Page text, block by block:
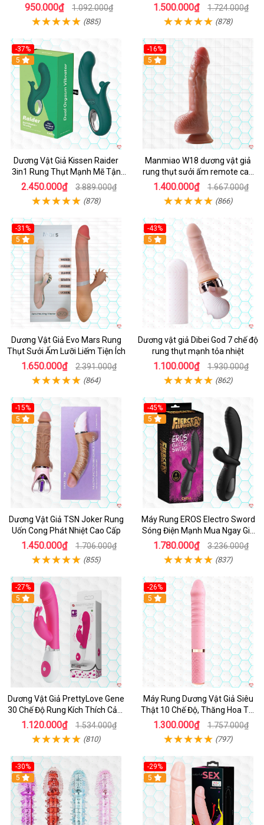
950.000₫ 1.092.000₫
(885)
1.500.000₫ 1.724.000₫
(878)
-37%
Hot
5
Dương Vật Giả Kissen Raider
3in1 Rung Thụt Mạnh Mẽ Tận
Hưởng
2.450.000₫ 3.889.000₫
(878)
-16%
Hot
5
Manmiao W18 dương vật giả
rung thụt sưởi ấm remote cao
cấp
1.400.000₫ 1.667.000₫
(866)
-31%
5
Dương Vật Giả Evo Mars Rung
Thụt Sưởi Ấm Lưỡi Liếm Tiện Ích
1.650.000₫ 2.391.000₫
(864)
-43%
Hot
5
Dương vật giả Dibei God 7 chế độ
rung thụt mạnh tỏa nhiệt
1.100.000₫ 1.930.000₫
(862)
-15%
5
Dương Vật Giả TSN Joker Rung
Uốn Cong Phát Nhiệt Cao Cấp
1.450.000₫ 1.706.000₫
(855)
-45%
5
Máy Rung EROS Electro Sword
Sóng Điện Mạnh Mua Ngay Giá
Tốt
1.780.000₫ 3.236.000₫
(837)
-27%
Hot
5
Dương Vật Giả PrettyLove Gene
30 Chế Độ Rung Kích Thích Cảm
Biến Âm Thanh
1.120.000₫ 1.534.000₫
(810)
-26%
Hot
5
Máy Rung Dương Vật Giả Siêu
Thật 10 Chế Độ, Thăng Hoa Tối
Ưu
1.300.000₫ 1.757.000₫
(797)
-30%
Hot
5
-29%
Hot
5